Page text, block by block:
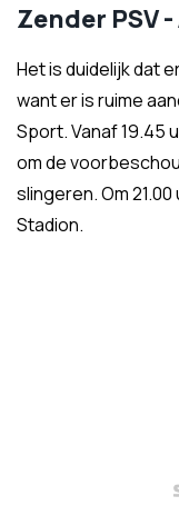
Zender PSV
Het is duidelijk dat
want er is ruime
Sport. Vanaf 19.45
om de
slingeren. Om
Stadion.